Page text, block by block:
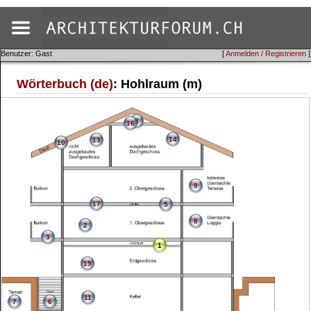
[Anmelden / Registrieren ]
Benutzer: Gast
Wörterbuch (de): Hohlraum (m)
1
2
3
4
5
6
7
8
9
10
11
13 14
15
16
17